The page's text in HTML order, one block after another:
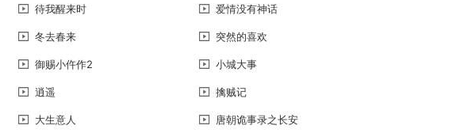
待我醒来时 爱情没有神话
冬去春来 突然的喜欢
御赐小仵作2 小城大事
逍遥 擒贼记
大生意人 唐朝诡事录之长安